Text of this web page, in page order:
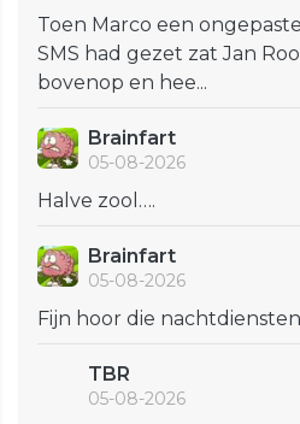
Toen Marco een
SMS had gezet zat Jan
bovenop en hee...
Brainfart
05-08-2026
Halve zool….
Brainfart
05-08-2026
Fijn hoor die
TBR
05-08-2026